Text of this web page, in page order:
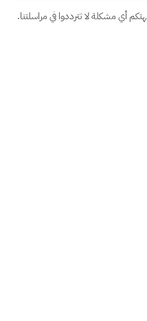
أي مشكلة لا تترددوا في مراسلتنا.